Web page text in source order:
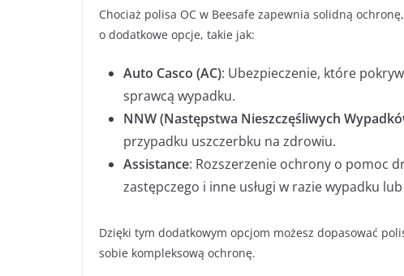
Chociaż polisa OC w Beesafe zapewnia solidną
o dodatkowe opcje, takie jak:
Auto Casco (AC): Ubezpieczenie, które
sprawcą wypadku.
NNW (Następstwa Nieszczęśliwych
przypadku uszczerbku na zdrowiu.
Assistance: Rozszerzenie ochrony o pomoc
zastępczego i inne usługi w razie wypadku
Dzięki tym dodatkowym opcjom możesz dopasować
sobie kompleksową ochronę.